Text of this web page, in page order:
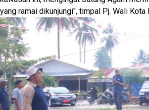
yang ramai dikunjungi", timpal Pj. Wali